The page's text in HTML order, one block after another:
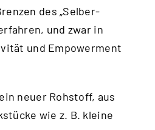
des „Selber-
und zwar in
und Empowerment
neuer Rohstoff, aus
wie z. B. kleine